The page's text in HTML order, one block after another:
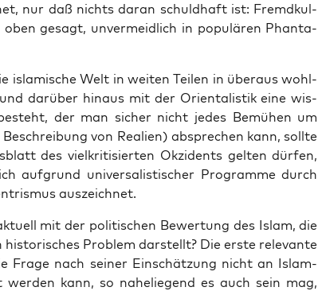
nur daß nichts dar­an schuld­haft ist: Fremd­kul­
gesagt, unver­meid­lich in popu­lä­ren Phan­ta­
isla­mi­sche Welt in wei­ten Tei­len in über­aus wohl­
dar­über hin­aus mit der Ori­en­ta­lis­tik eine wis­
der man sicher nicht jedes Bemü­hen um
von Rea­li­en) abspre­chen kann, soll­te
des viel­kri­ti­sier­ten Okzi­dents gel­ten dür­fen,
auf­grund uni­ver­sa­lis­ti­scher Pro­gram­me durch
auszeichnet.
mit der poli­ti­schen Bewer­tung des Islam, die
his­to­ri­sches Pro­blem dar­stellt? Die ers­te rele­van­te
Fra­ge nach sei­ner Ein­schät­zung nicht an Islam­
kann, so nahe­lie­gend es auch sein mag,